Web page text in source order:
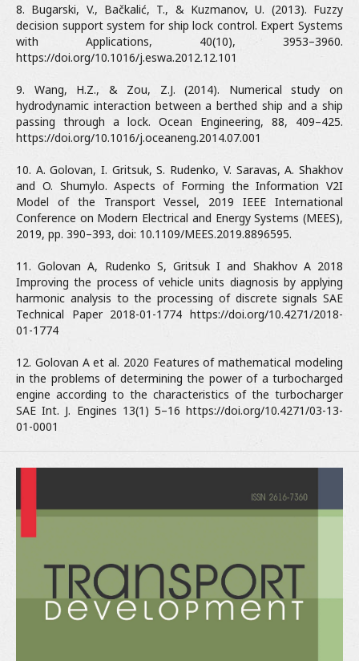
8. Bugarski, V., Bačkalić, T., & Kuzmanov, U. (2013). Fuzzy
decision support system for ship lock control. Expert Systems
with Applications, 40(10), 3953–3960.
https://doi.org/10.1016/j.eswa.2012.12.101
9. Wang, H.Z., & Zou, Z.J. (2014). Numerical study on
hydrodynamic interaction between a berthed ship and a ship
passing through a lock. Ocean Engineering, 88, 409–425.
https://doi.org/10.1016/j.oceaneng.2014.07.001
10. A. Golovan, I. Gritsuk, S. Rudenko, V. Saravas, A. Shakhov
and O. Shumylo. Aspects of Forming the Information V2I
Model of the Transport Vessel, 2019 IEEE International
Conference on Modern Electrical and Energy Systems (MEES),
2019, pp. 390–393, doi: 10.1109/MEES.2019.8896595.
11. Golovan A, Rudenko S, Gritsuk I and Shakhov A 2018
Improving the process of vehicle units diagnosis by applying
harmonic analysis to the processing of discrete signals SAE
Technical Paper 2018-01-1774 https://doi.org/10.4271/2018-
01-1774
12. Golovan A et al. 2020 Features of mathematical modeling
in the problems of determining the power of a turbocharged
engine according to the characteristics of the turbocharger
SAE Int. J. Engines 13(1) 5–16 https://doi.org/10.4271/03-13-
01-0001